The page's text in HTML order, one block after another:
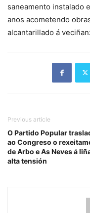
saneamento instalado
anos acometendo
alcantarillado á
Previous article
O Partido Popular
ao Congreso o
de Arbo e As Neves á
alta tensión